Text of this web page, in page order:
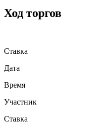
Ход торгов
Ставка
Дата
Время
Участник
Ставка